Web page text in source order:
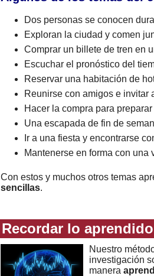
Dos personas se conocen
Exploran la ciudad y comen
Comprar un billete de tren en
Escuchar el pronóstico del
Reservar una habitación de
Reunirse con amigos e invitar
Hacer la compra para
Una escapada de fin de
Ir a una fiesta y encontrarse
Mantenerse en forma con una
Con estos y muchos otros temas
sencillas.
Recordar lo aprendido
Nuestro
investigación
manera